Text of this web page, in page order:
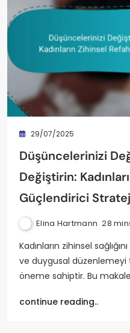
29/07/2025
Düşüncelerinizi
Değiştirin:
Güçlendirici
Elina Hartmann 28
Kadınların zihinsel
ve duygusal
öneme sahiptir. Bu
continue reading..